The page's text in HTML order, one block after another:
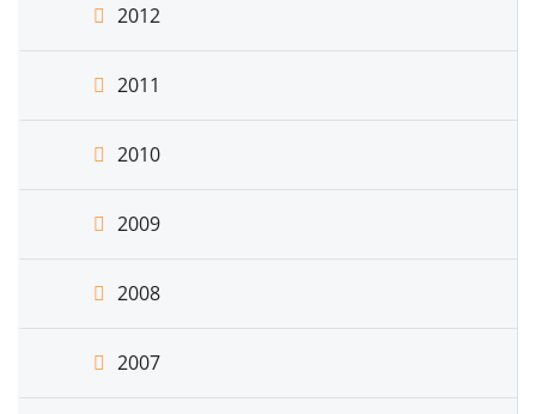
2012
2011
2010
2009
2008
2007